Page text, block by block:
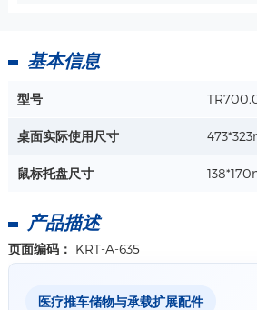
基本信息
型号
桌面实际使用尺寸
鼠标托盘尺寸
产品描述
页面编码： KRT-A-635
医疗推车储物与承载扩展配件